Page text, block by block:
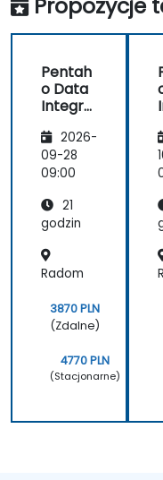
(poziom
Pentah
o Data
Integra
Zaawan
sowany
2026-
09-28
09:00
21
godzin
Radom
3870 PLN
(Zdalne)
4770 PLN
(Stacjonarne)